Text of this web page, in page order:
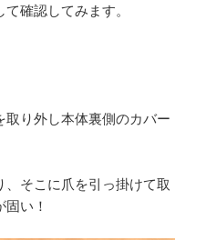
確認してみます。
り外し本体裏側のカバー
そこに爪を引っ掛けて取
い！